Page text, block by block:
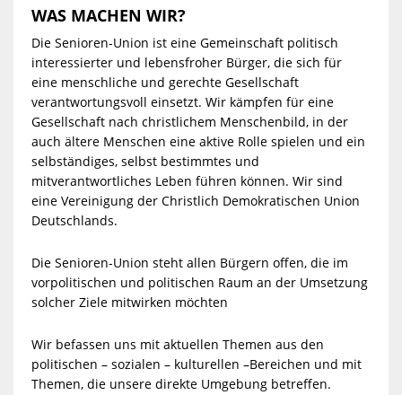
WAS MACHEN WIR?
Die Senioren-Union ist eine Gemeinschaft politisch
interessierter und lebensfroher Bürger, die sich für
eine menschliche und gerechte Gesellschaft
verantwortungsvoll einsetzt. Wir kämpfen für eine
Gesellschaft nach christlichem Menschenbild, in der
auch ältere Menschen eine aktive Rolle spielen und ein
selbständiges, selbst bestimmtes und
mitverantwortliches Leben führen können. Wir sind
eine Vereinigung der Christlich Demokratischen Union
Deutschlands.
Die Senioren-Union steht allen Bürgern offen, die im
vorpolitischen und politischen Raum an der Umsetzung
solcher Ziele mitwirken möchten
Wir befassen uns mit aktuellen Themen aus den
politischen – sozialen – kulturellen –Bereichen und mit
Themen, die unsere direkte Umgebung betreffen.